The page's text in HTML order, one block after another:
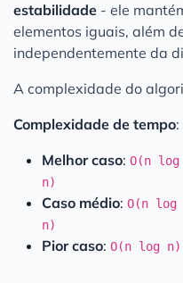
estabilidade - ele
elementos iguais, além
independentemente da
A complexidade do
Complexidade de tempo:
Melhor caso: O(n log
n)
Caso médio: O(n log
n)
Pior caso: O(n log n)